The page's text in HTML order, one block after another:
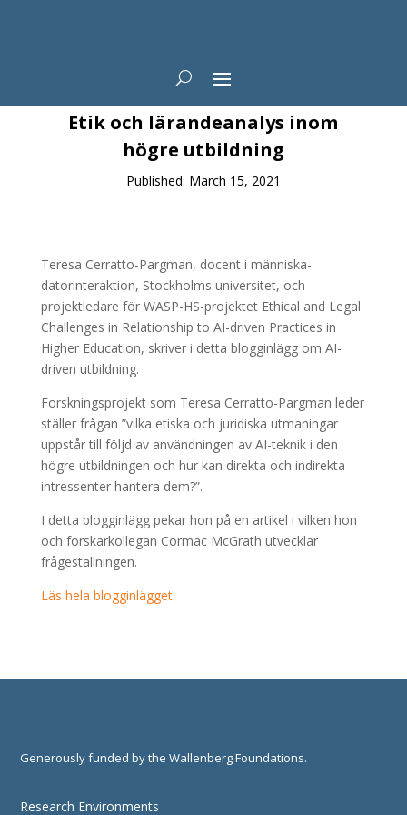
News
Etik och lärandeanalys inom
högre utbildning
Published: March 15, 2021
Teresa Cerratto-Pargman, docent i människa-
datorinteraktion, Stockholms universitet, och
projektledare för WASP-HS-projektet Ethical and Legal
Challenges in Relationship to AI-driven Practices in
Higher Education, skriver i detta blogginlägg om AI-
driven utbildning.
Forskningsprojekt som Teresa Cerratto-Pargman leder
ställer frågan ”vilka etiska och juridiska utmaningar
uppstår till följd av användningen av AI-teknik i den
högre utbildningen och hur kan direkta och indirekta
intressenter hantera dem?”.
I detta blogginlägg pekar hon på en artikel i vilken hon
och forskarkollegan Cormac McGrath utvecklar
frågeställningen.
Läs hela blogginlägget.
Generously funded by the Wallenberg Foundations.
Research Environments